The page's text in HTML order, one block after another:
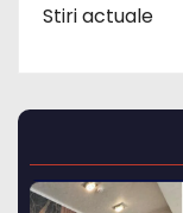
Stiri actuale